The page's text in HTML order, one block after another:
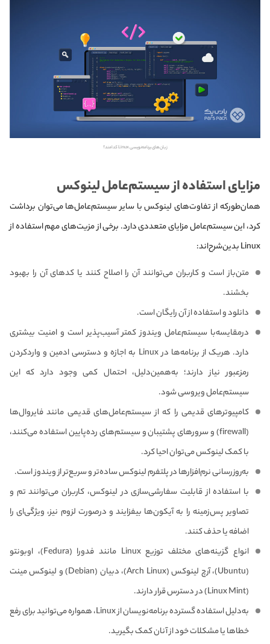
زبان‌های برنامه‌نویسی Linux کدامند؟
مزایای استفاده از سیستم‌عامل لینوکس
همان‌طورکه از تفاوت‌های لینوکس با سایر سیستم‌‌عامل‌ها می‌توان برداشت
کرد، این سیستم‌عامل مزایای متعددی دارد. برخی از مزیت‌های مهم استفاده از
Linux بدین‌شرح‌اند:
متن‌باز است و کاربران می‌توانند آن را اصلاح کنند یا کدهای آن را بهبود
بخشند.
دانلود و استفاده از آن رایگان است.
درمقایسه‌با سیستم‌عامل‌ ویندوز کمتر آسیب‌پذیر است و امنیت بیشتری
دارد. هریک از برنامه‌ها در Linux به اجازه و دسترسی ادمین و وارد‌کردن
رمز‌عبور نیاز دارند؛ به‌همین‌دلیل، احتمال کمی وجود دارد که این
سیستم‌عامل ویروسی‌ شود.
کامپیوترهای قدیمی را که از سیستم‌‌عامل‌های قدیمی مانند فایروال‌ها
(firewall) و سرورهای پشتیبان و سیستم‌های رده‌پایین استفاده می‌کنند،
با کمک لینوکس می‌توان احیا کرد.
به‌روزرسانی نرم‌افزارها در پلتفرم لینوکس ساده‌تر و سریع‌تر از ویندوز است.
با استفاده از قابلیت سفارشی‌سازی در لینوکس، کاربران می‌توانند تم‌ و
تصاویر پس‌زمینه را به آیکون‌ها بیفزایند و در‌صورت لزوم نیز، ویژگی‌ای را
اضافه یا حذف کنند.
انواع گزینه‌های مختلف توزیع Linux مانند فدورا (Fedura)، اوبونتو
(Ubuntu)، آرچ لینوکس (Arch Linux)، دبیان (Debian) و لینوکس مینت
(Linux Mint) در دسترس قرار دارند.
به‌دلیل استفاده گسترده برنامه‌نویسان از Linux، همواره می‌توانید برای رفع
خطاها یا مشکلات خود از آنان کمک بگیرید.